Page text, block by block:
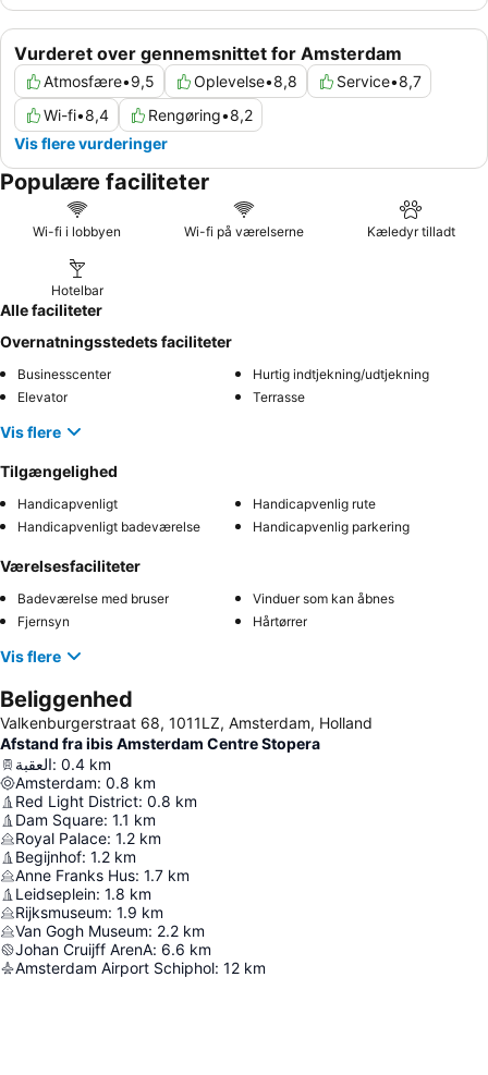
Vurderet over gennemsnittet for Amsterdam
Atmosfære•9,5 Oplevelse•8,8 Service•8,7
Wi-fi•8,4 Rengøring•8,2
Vis flere vurderinger
Populære faciliteter
Wi-fi i lobbyen Wi-fi på værelserne Kæledyr tilladt
Hotelbar
Alle faciliteter
Overnatningsstedets faciliteter
Businesscenter
Hurtig indtjekning/udtjekning
Elevator
Terrasse
Vis flere
Tilgængelighed
Handicapvenligt
Handicapvenlig rute
Handicapvenligt badeværelse
Handicapvenlig parkering
Værelsesfaciliteter
Badeværelse med bruser
Vinduer som kan åbnes
Fjernsyn
Hårtørrer
Vis flere
Beliggenhed
Valkenburgerstraat 68, 1011LZ, Amsterdam, Holland
Afstand fra ibis Amsterdam Centre Stopera
العقبة: 0.4 km
Amsterdam: 0.8 km
Red Light District: 0.8 km
Dam Square: 1.1 km
Royal Palace: 1.2 km
Begijnhof: 1.2 km
Anne Franks Hus: 1.7 km
Leidseplein: 1.8 km
Rijksmuseum: 1.9 km
Van Gogh Museum: 2.2 km
Johan Cruijff ArenA: 6.6 km
Amsterdam Airport Schiphol: 12 km